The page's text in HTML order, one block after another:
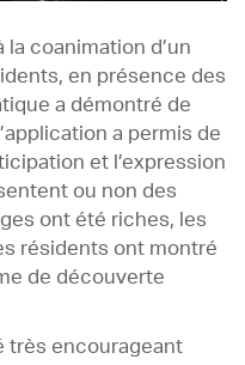
la coanimation d’un
en présence des
a démontré de
a permis de
et l’expression
ou non des
ont été riches, les
résidents ont montré
de découverte
très encourageant